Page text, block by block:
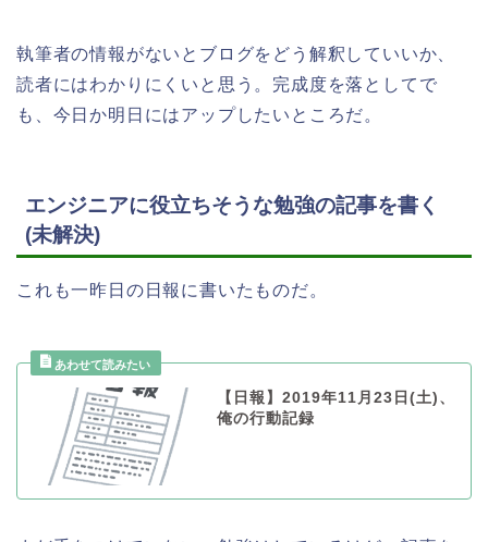
執筆者の情報がないとブログをどう解釈していいか、
読者にはわかりにくいと思う。完成度を落としてで
も、今日か明日にはアップしたいところだ。
エンジニアに役立ちそうな勉強の記事を書く
(未解決)
これも一昨日の日報に書いたものだ。
【日報】2019年11月23日(土)、
俺の行動記録